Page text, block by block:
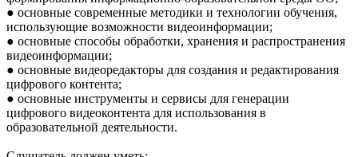
● основные современные методики и технологии обучения,
использующие возможности видеоинформации;
● основные способы обработки, хранения и распространения
видеоинформации;
● основные видеоредакторы для создания и редактирования
цифрового контента;
● основные инструменты и сервисы для генерации
цифрового видеоконтента для использования в
образовательной деятельности.